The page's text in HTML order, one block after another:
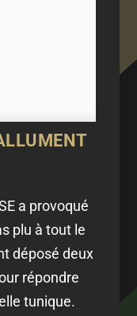
a provoqué
plu à tout le
déposé deux
répondre
tunique.